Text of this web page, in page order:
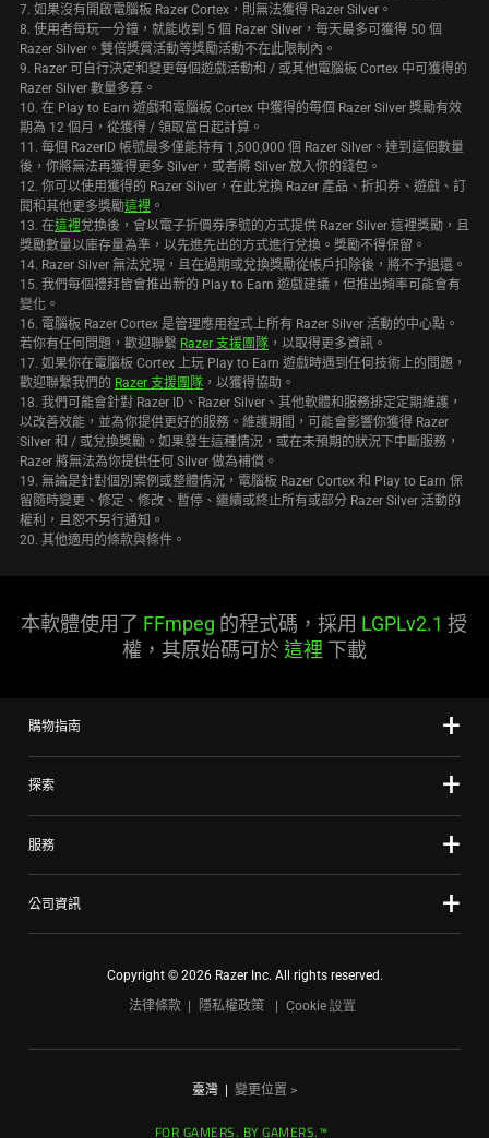
7. 如果沒有開啟電腦板 Razer Cortex，則無法獲得 Razer Silver。
8. 使用者每玩一分鐘，就能收到 5 個 Razer Silver，每天最多可獲得 50 個
Razer Silver。雙倍獎賞活動等獎勵活動不在此限制內。
9. Razer 可自行決定和變更每個遊戲活動和 / 或其他電腦板 Cortex 中可獲得的
Razer Silver 數量多寡。
10. 在 Play to Earn 遊戲和電腦板 Cortex 中獲得的每個 Razer Silver 獎勵有效
期為 12 個月，從獲得 / 領取當日起計算。
11. 每個 RazerID 帳號最多僅能持有 1,500,000 個 Razer Silver。達到這個數量
後，你將無法再獲得更多 Silver，或者將 Silver 放入你的錢包。
12. 你可以使用獲得的 Razer Silver，在此兌換 Razer 產品、折扣券、遊戲、訂
閱和其他更多獎勵這裡 。
13. 在這裡兌換後，會以電子折價券序號的方式提供 Razer Silver 這裡獎勵，且
獎勵數量以庫存量為準，以先進先出的方式進行兌換。獎勵不得保留。
14. Razer Silver 無法兌現，且在過期或兌換獎勵從帳戶扣除後，將不予退還。
15. 我們每個禮拜皆會推出新的 Play to Earn 遊戲建議，但推出頻率可能會有
變化。
16. 電腦板 Razer Cortex 是管理應用程式上所有 Razer Silver 活動的中心點。
若你有任何問題，歡迎聯繫 Razer 支援團隊 ，以取得更多資訊。
17. 如果你在電腦板 Cortex 上玩 Play to Earn 遊戲時遇到任何技術上的問題，
歡迎聯繫我們的 Razer 支援團隊 ，以獲得協助。
18. 我們可能會針對 Razer ID、Razer Silver、其他軟體和服務排定定期維護，
以改善效能，並為你提供更好的服務。維護期間，可能會影響你獲得 Razer
Silver 和 / 或兌換獎勵。如果發生這種情況，或在未預期的狀況下中斷服務，
Razer 將無法為你提供任何 Silver 做為補償。
19. 無論是針對個別案例或整體情況，電腦板 Razer Cortex 和 Play to Earn 保
留隨時變更、修定、修改、暫停、繼續或終止所有或部分 Razer Silver 活動的
權利，且恕不另行通知。
20. 其他適用的條款與條件。
本軟體使用了 FFmpeg 的程式碼，採用 LGPLv2.1 授
權，其原始碼可於這裡 下載
購物指南
探索
服務
公司資訊
Copyright © 2026 Razer Inc. All rights reserved.
法律條款
隱私權政策 Cookie 設置
臺灣 變更位置 >
FOR GAMERS. BY GAMERS.™